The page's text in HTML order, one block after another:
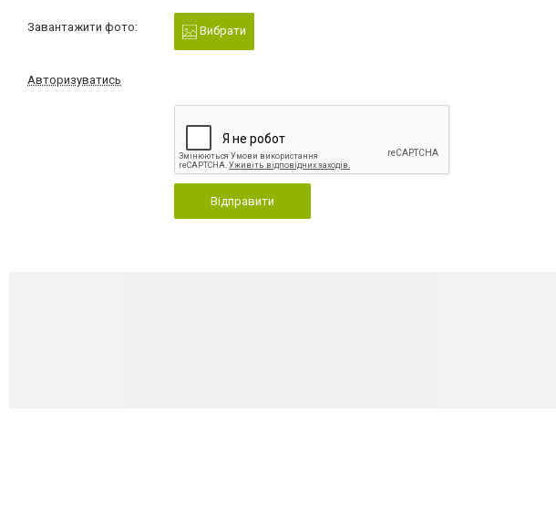
Завантажити фото: Вибрати
Авторизуватись
Відправити